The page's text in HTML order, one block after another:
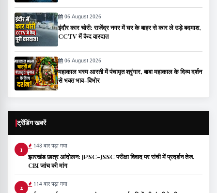
06 August 2026
इंदौर कार चोरी: राजेंद्र नगर में घर के बाहर से कार ले उड़े बदमाश,
CCTV में कैद वारदात
06 August 2026
महाकाल भस्म आरती में पंचामृत श्रृंगार, बाबा महाकाल के दिव्य दर्शन
से भक्त भाव-विभोर
ट्रेंडिंग खबरें
1 148 बार पढ़ा गया
झारखंड छात्र आंदोलन: JPSC-JSSC परीक्षा विवाद पर रांची में प्रदर्शन तेज,
CBI जांच की मांग
2 114 बार पढ़ा गया